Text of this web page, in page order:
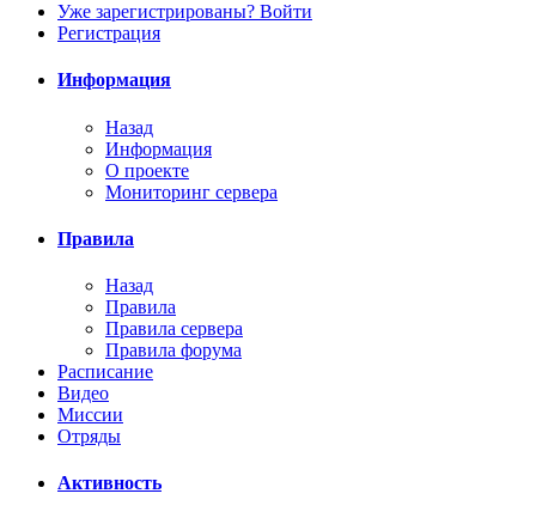
Уже зарегистрированы? Войти
Регистрация
Информация
Назад
Информация
О проекте
Мониторинг сервера
Правила
Назад
Правила
Правила сервера
Правила форума
Расписание
Видео
Миссии
Отряды
Активность